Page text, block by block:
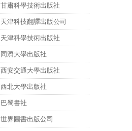
甘肅科學技術出版社
天津科技翻譯出版公司
天津科學技術出版社
同濟大學出版社
西安交通大學出版社
西北大學出版社
巴蜀書社
世界圖書出版公司